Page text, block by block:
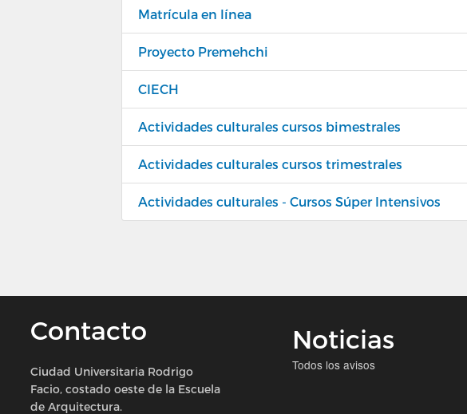
Matrícula en línea
Proyecto Premehchi
CIECH
Actividades culturales cursos bimestrales
Actividades culturales cursos trimestrales
Actividades culturales - Cursos Súper Intensivos
Contacto
Ciudad Universitaria Rodrigo
Facio, costado oeste de la Escuela
de Arquitectura.
Noticias
Todos los avisos